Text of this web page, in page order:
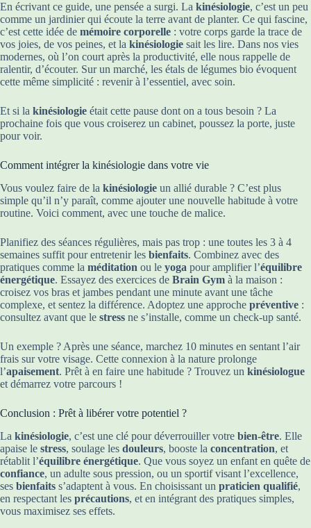
En écrivant ce guide, une pensée a surgi. La kinésiologie, c’est un peu
comme un jardinier qui écoute la terre avant de planter. Ce qui fascine,
c’est cette idée de mémoire corporelle : votre corps garde la trace de
vos joies, de vos peines, et la kinésiologie sait les lire. Dans nos vies
modernes, où l’on court après la productivité, elle nous rappelle de
ralentir, d’écouter. Sur un marché, les étals de légumes bio évoquent
cette même simplicité : revenir à l’essentiel, avec soin.
Et si la kinésiologie était cette pause dont on a tous besoin ? La
prochaine fois que vous croiserez un cabinet, poussez la porte, juste
pour voir.
Comment intégrer la kinésiologie dans votre vie
Vous voulez faire de la kinésiologie un allié durable ? C’est plus
simple qu’il n’y paraît, comme ajouter une nouvelle habitude à votre
routine. Voici comment, avec une touche de malice.
Planifiez des séances régulières, mais pas trop : une toutes les 3 à 4
semaines suffit pour entretenir les bienfaits. Combinez avec des
pratiques comme la méditation ou le yoga pour amplifier l’équilibre
énergétique. Essayez des exercices de Brain Gym à la maison :
croisez vos bras et jambes pendant une minute avant une tâche
complexe, et sentez la différence. Adoptez une approche préventive :
consultez avant que le stress ne s’installe, comme un check-up santé.
Un exemple ? Après une séance, marchez 10 minutes en sentant l’air
frais sur votre visage. Cette connexion à la nature prolonge
l’apaisement. Prêt à en faire une habitude ? Trouvez un kinésiologue
et démarrez votre parcours !
Conclusion : Prêt à libérer votre potentiel ?
La kinésiologie, c’est une clé pour déverrouiller votre bien-être. Elle
apaise le stress, soulage les douleurs, booste la concentration, et
rétablit l’équilibre énergétique. Que vous soyez un enfant en quête de
confiance, un adulte sous pression, ou un sportif visant l’excellence,
ses bienfaits s’adaptent à vous. En choisissant un praticien qualifié,
en respectant les précautions, et en intégrant des pratiques simples,
vous maximisez ses effets.